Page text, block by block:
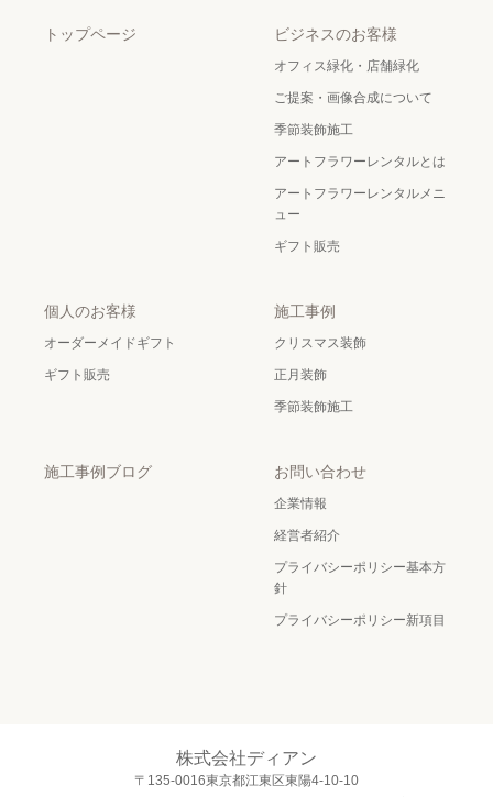
トップページ ビジネスのお客様
オフィス緑化・店舗緑化
ご提案・画像合成について
季節装飾施工
アートフラワーレンタルとは
アートフラワーレンタルメニ
ュー
ギフト販売
個人のお客様
オーダーメイドギフト
ギフト販売
施工事例
クリスマス装飾
正月装飾
季節装飾施工
施工事例ブログ お問い合わせ
企業情報
経営者紹介
プライバシーポリシー基本方
針
プライバシーポリシー新項目
株式会社ディアン
〒135-0016東京都江東区東陽4-10-10